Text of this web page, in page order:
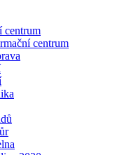
centrum
centrum